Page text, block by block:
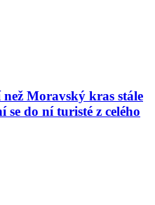
Moravský kras stále
do ní turisté z celého